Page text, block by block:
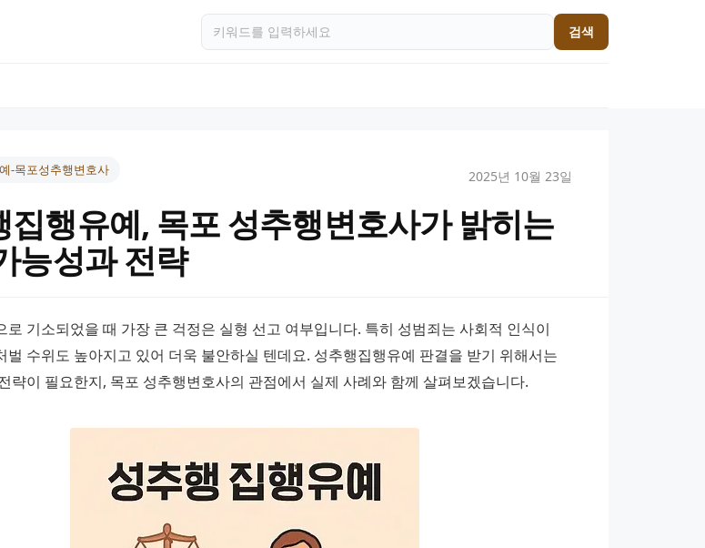
검색
-목포성추행변호사 2025년 10월 23일
집행유예, 목포 성추행변호사가 밝히는
능성과 전략
로 기소되었을 때 가장 큰 걱정은 실형 선고 여부입니다. 특히 성범죄는 사회적 인식이
벌 수위도 높아지고 있어 더욱 불안하실 텐데요. 성추행집행유예 판결을 받기 위해서는
략이 필요한지, 목포 성추행변호사의 관점에서 실제 사례와 함께 살펴보겠습니다.